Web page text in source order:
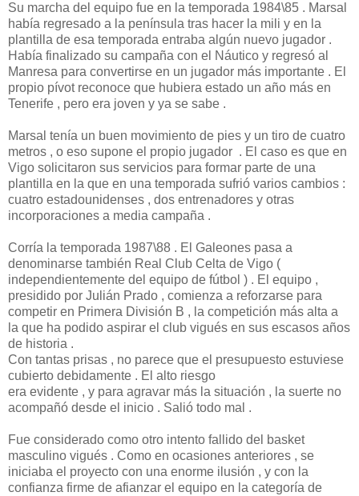
Su marcha del equipo fue en la temporada 1984\85 . Marsal
había regresado a la península tras hacer la mili y en la
plantilla de esa temporada entraba algún nuevo jugador .
Había finalizado su campaña con el Náutico y regresó al
Manresa para convertirse en un jugador más importante . El
propio pívot reconoce que hubiera estado un año más en
Tenerife , pero era joven y ya se sabe .
Marsal tenía un buen movimiento de pies y un tiro de cuatro
metros , o eso supone el propio jugador . El caso es que en
Vigo solicitaron sus servicios para formar parte de una
plantilla en la que en una temporada sufrió varios cambios :
cuatro estadounidenses , dos entrenadores y otras
incorporaciones a media campaña .
Corría la temporada 1987\88 . El Galeones pasa a
denominarse también Real Club Celta de Vigo (
independientemente del equipo de fútbol ) . El equipo ,
presidido por Julián Prado , comienza a reforzarse para
competir en Primera División B , la competición más alta a
la que ha podido aspirar el club vigués en sus escasos años
de historia .
Con tantas prisas , no parece que el presupuesto estuviese
cubierto debidamente . El alto riesgo
era evidente , y para agravar más la situación , la suerte no
acompañó desde el inicio . Salió todo mal .
Fue considerado como otro intento fallido del basket
masculino vigués . Como en ocasiones anteriores , se
iniciaba el proyecto con una enorme ilusión , y con la
confianza firme de afianzar el equipo en la categoría de